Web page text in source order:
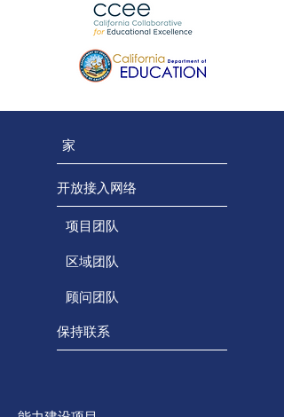
家
开放接入网络
项目团队
区域团队
顾问团队
保持联系